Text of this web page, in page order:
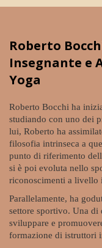
Roberto
Insegnante e
Yoga
Roberto Bocchi ha
studiando con uno dei
lui, Roberto ha
filosofia intrinseca a
punto di riferimento
si è poi evoluta nello
riconoscimenti a livello
Parallelamente, ha
settore sportivo. Una di
sviluppare e
formazione di istruttori